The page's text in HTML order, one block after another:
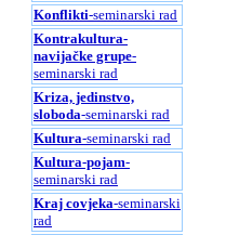
Konflikti-seminarski rad
Kontrakultura-
navijačke grupe-
seminarski rad
Kriza, jedinstvo,
sloboda-seminarski rad
Kultura-seminarski rad
Kultura-pojam-
seminarski rad
Kraj covjeka-seminarski
rad